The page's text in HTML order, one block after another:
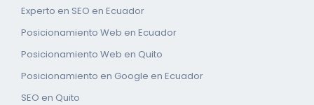
Experto en SEO en Ecuador
Posicionamiento Web en Ecuador
Posicionamiento Web en Quito
Posicionamiento en Google en Ecuador
SEO en Quito